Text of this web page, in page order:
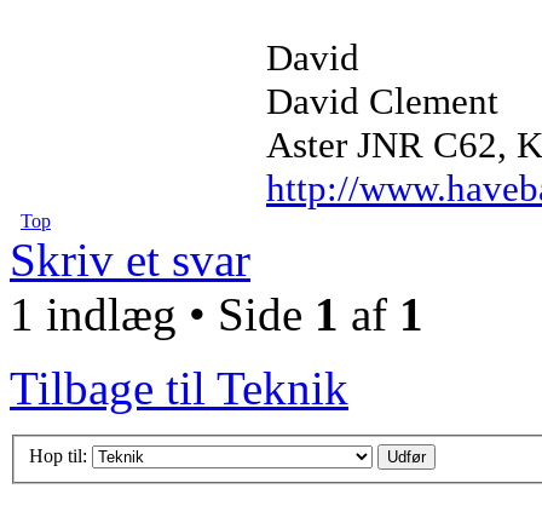
David
David Clement
Aster JNR C62,
http://
Top
Skriv et svar
1 indlæg • Side 1 af 1
Tilbage til Teknik
Hop til: